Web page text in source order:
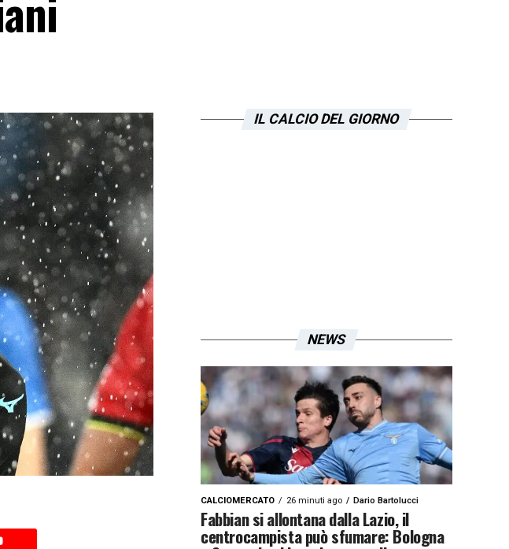
IL CALCIO DEL GIORNO
NEWS
CALCIOMERCATO 26 minuti ago Dario Bartolucci
Fabbian si allontana dalla Lazio, il
centrocampista può sfumare: Bologna